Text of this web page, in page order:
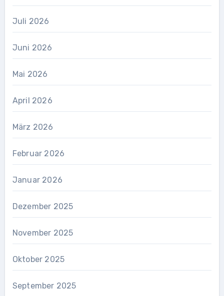
Juli 2026
Juni 2026
Mai 2026
April 2026
März 2026
Februar 2026
Januar 2026
Dezember 2025
November 2025
Oktober 2025
September 2025